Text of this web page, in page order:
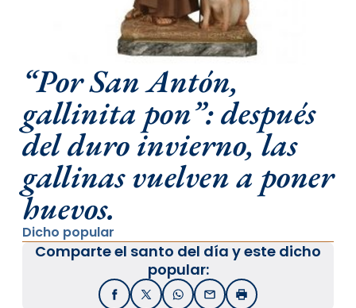
“Por San Antón,
gallinita pon”: después
del duro invierno, las
gallinas vuelven a poner
huevos.
Dicho popular
Comparte el santo del día y este dicho
popular:
FacebookX / TwitterWhatsApp
EmailImprimir